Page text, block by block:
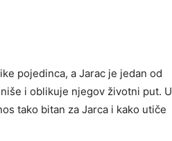
pojedinca, a Jarac je jedan od
i oblikuje njegov životni put. U
tako bitan za Jarca i kako utiče